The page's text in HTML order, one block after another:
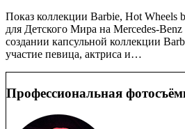
Показ коллекции Barbie, Hot Wheels
для Детского Мира на Mercedes-
создании капсульной коллекции
участие певица, актриса и…
Профессиональная